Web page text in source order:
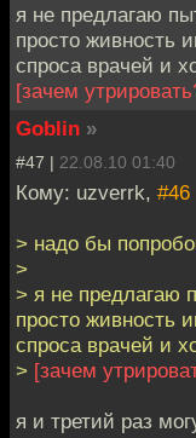
я не предлагаю
просто живность
спроса врачей и
[зачем
Goblin »
#47 | 22.08.10 01:40
Кому: uzverrk, #46
> надо бы
>
> я не предлагаю
просто живность
спроса врачей и
> [зачем
я и третий раз